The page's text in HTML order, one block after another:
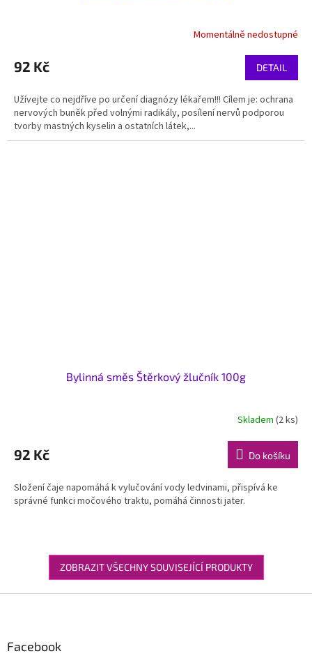
Momentálně nedostupné
92 Kč DETAIL
Užívejte co nejdříve po určení diagnózy lékařem!!! Cílem je: ochrana
nervových buněk před volnými radikály, posílení nervů podporou
tvorby mastných kyselin a ostatních látek,...
Bylinná směs Štěrkový žlučník 100g
Skladem (2 ks)
92 Kč Do košíku
Složení čaje napomáhá k vylučování vody ledvinami, přispívá ke
správné funkci močového traktu, pomáhá činnosti jater.
ZOBRAZIT VŠECHNY SOUVISEJÍCÍ PRODUKTY
Facebook